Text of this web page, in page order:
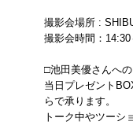
撮影会場所 :
撮影会時間：14:30
□池田美優さんへ
当日プレゼント
らで承ります。
トーク中やツーシ